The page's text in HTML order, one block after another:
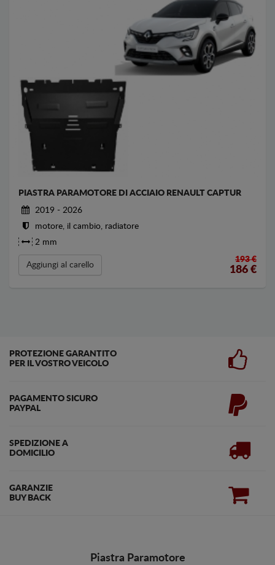
PIASTRA PARAMOTORE DI ACCIAIO RENAULT CAPTUR
2019 - 2026
motore, il cambio, radiatore
2 mm
Aggiungi al carello
193 €
186 €
PROTEZIONE GARANTITO
PER IL VOSTRO VEICOLO
PAGAMENTO SICURO
PAYPAL
SPEDIZIONE A
DOMICILIO
GARANZIE
BUY BACK
Piastra Paramotore